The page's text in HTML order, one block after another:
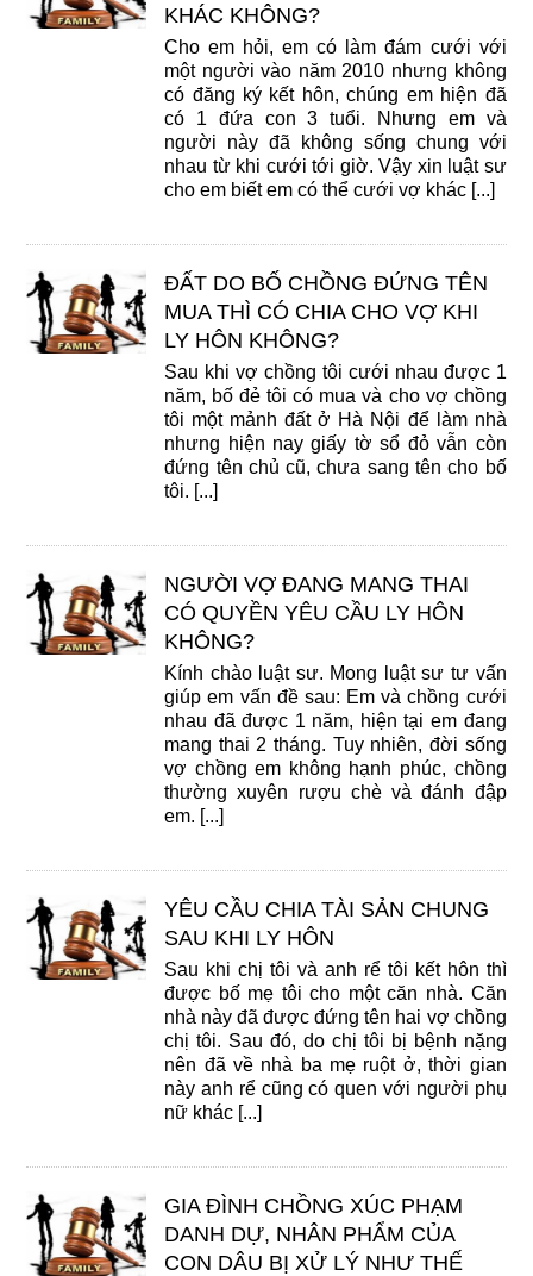
KHÁC KHÔNG?
Cho em hỏi, em có làm đám cưới với
một người vào năm 2010 nhưng không
có đăng ký kết hôn, chúng em hiện đã
có 1 đứa con 3 tuổi. Nhưng em và
người này đã không sống chung với
nhau từ khi cưới tới giờ. Vậy xin luật sư
cho em biết em có thể cưới vợ khác [...]
ĐẤT DO BỐ CHỒNG ĐỨNG TÊN
MUA THÌ CÓ CHIA CHO VỢ KHI
LY HÔN KHÔNG?
Sau khi vợ chồng tôi cưới nhau được 1
năm, bố đẻ tôi có mua và cho vợ chồng
tôi một mảnh đất ở Hà Nội để làm nhà
nhưng hiện nay giấy tờ sổ đỏ vẫn còn
đứng tên chủ cũ, chưa sang tên cho bố
tôi. [...]
NGƯỜI VỢ ĐANG MANG THAI
CÓ QUYỀN YÊU CẦU LY HÔN
KHÔNG?
Kính chào luật sư. Mong luật sư tư vấn
giúp em vấn đề sau: Em và chồng cưới
nhau đã được 1 năm, hiện tại em đang
mang thai 2 tháng. Tuy nhiên, đời sống
vợ chồng em không hạnh phúc, chồng
thường xuyên rượu chè và đánh đập
em. [...]
YÊU CẦU CHIA TÀI SẢN CHUNG
SAU KHI LY HÔN
Sau khi chị tôi và anh rể tôi kết hôn thì
được bố mẹ tôi cho một căn nhà. Căn
nhà này đã được đứng tên hai vợ chồng
chị tôi. Sau đó, do chị tôi bị bệnh nặng
nên đã về nhà ba mẹ ruột ở, thời gian
này anh rể cũng có quen với người phụ
nữ khác [...]
GIA ĐÌNH CHỒNG XÚC PHẠM
DANH DỰ, NHÂN PHẨM CỦA
CON DÂU BỊ XỬ LÝ NHƯ THẾ